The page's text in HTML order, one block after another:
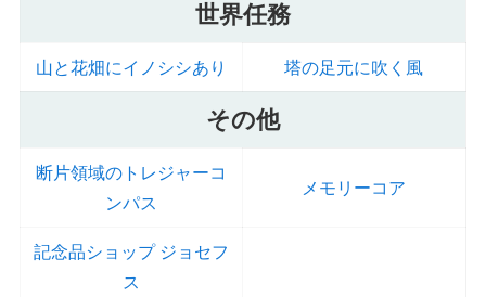
世界任務
山と花畑にイノシシあり 塔の足元に吹く風
その他
断片領域のトレジャーコ
ンパス
メモリーコア
記念品ショップ ジョセフ
ス